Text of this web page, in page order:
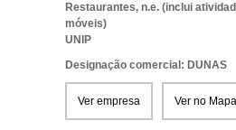
Restaurantes, n.e. (inclui
móveis)
UNIP
Designação comercial: DUNAS
Ver empresa Ver no Mapa